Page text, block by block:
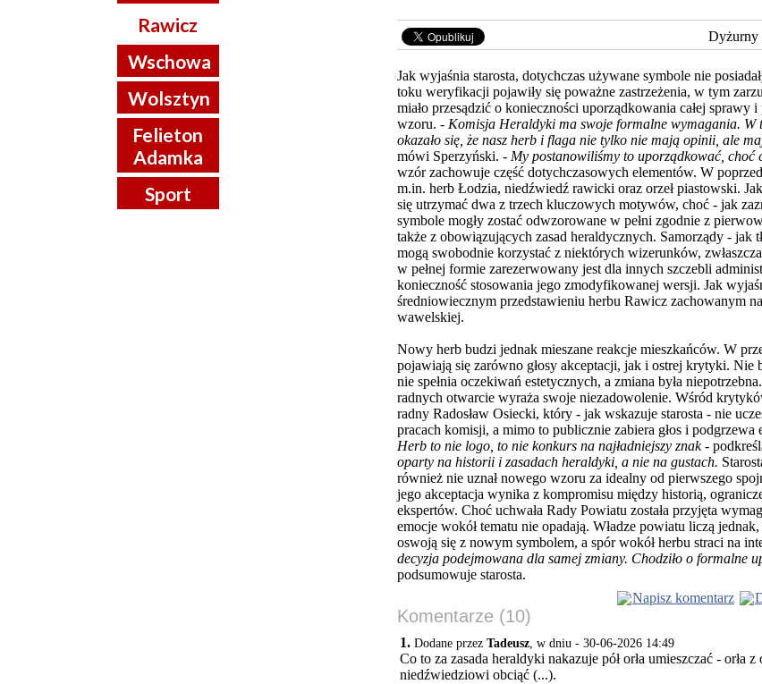
Rawicz
Wschowa
Wolsztyn
Felieton
Adamka
Sport
Dyżurny
Jak wyjaśnia starosta, dotychczas używane symbole nie
toku weryfikacji pojawiły się poważne zastrzeżenia, w tym
miało przesądzić o konieczności uporządkowania całej sprawy
wzoru. - Komisja Heraldyki ma swoje formalne wymagania. W
okazało się, że nasz herb i flaga nie tylko nie mają opinii, ale
mówi Sperzyński. - My postanowiliśmy to uporządkować, choć
wzór zachowuje część dotychczasowych elementów. W
m.in. herb Łodzia, niedźwiedź rawicki oraz orzeł piastowski.
się utrzymać dwa z trzech kluczowych motywów, choć - jak
symbole mogły zostać odwzorowane w pełni zgodnie z
także z obowiązujących zasad heraldycznych. Samorządy - jak
mogą swobodnie korzystać z niektórych wizerunków,
w pełnej formie zarezerwowany jest dla innych szczebli
konieczność stosowania jego zmodyfikowanej wersji. Jak
średniowiecznym przedstawieniu herbu Rawicz zachowanym
wawelskiej.
Nowy herb budzi jednak mieszane reakcje mieszkańców. W
pojawiają się zarówno głosy akceptacji, jak i ostrej krytyki. Nie
nie spełnia oczekiwań estetycznych, a zmiana była
radnych otwarcie wyraża swoje niezadowolenie. Wśród
radny Radosław Osiecki, który - jak wskazuje starosta - nie
pracach komisji, a mimo to publicznie zabiera głos i podgrzewa
Herb to nie logo, to nie konkurs na najładniejszy znak-
oparty na historii i zasadach heraldyki, a nie na gustach.
również nie uznał nowego wzoru za idealny od pierwszego
jego akceptacja wynika z kompromisu między historią,
ekspertów. Choć uchwała Rady Powiatu została przyjęta
emocje wokół tematu nie opadają. Władze powiatu liczą
oswoją się z nowym symbolem, a spór wokół herbu straci na
decyzja podejmowana dla samej zmiany. Chodziło o formalne
podsumowuje starosta.
Napisz komentarz
Komentarze (10)
1. Dodane przez Tadeusz, w dniu - 30-06-2026 14:49
Co to za zasada heraldyki nakazuje pół orła umieszczać - orła
niedźwiedziowi obciąć (...).